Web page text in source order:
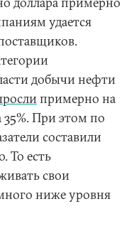
удается
добычи нефти
примерно на
35%. При этом по
составили
То есть
свои
ниже уровня